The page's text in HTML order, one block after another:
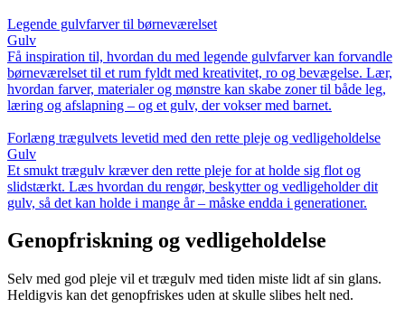
Legende gulvfarver til børneværelset
Gulv
Få inspiration til, hvordan du med legende gulvfarver kan forvandle
børneværelset til et rum fyldt med kreativitet, ro og bevægelse. Lær,
hvordan farver, materialer og mønstre kan skabe zoner til både leg,
læring og afslapning – og et gulv, der vokser med barnet.
Forlæng trægulvets levetid med den rette pleje og vedligeholdelse
Gulv
Et smukt trægulv kræver den rette pleje for at holde sig flot og
slidstærkt. Læs hvordan du rengør, beskytter og vedligeholder dit
gulv, så det kan holde i mange år – måske endda i generationer.
Genopfriskning og vedligeholdelse
Selv med god pleje vil et trægulv med tiden miste lidt af sin glans.
Heldigvis kan det genopfriskes uden at skulle slibes helt ned.